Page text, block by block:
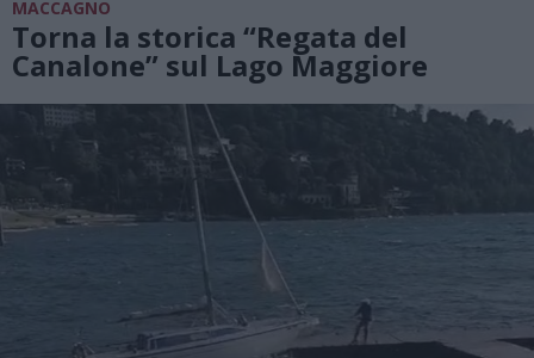
MACCAGNO
Torna la storica “Regata del
Canalone” sul Lago Maggiore